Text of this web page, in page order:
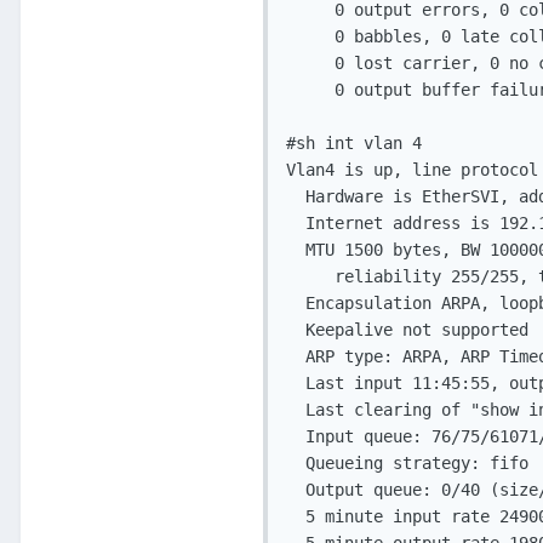
0 output errors, 0
0 babbles, 0 late
0 lost carrier, 0 no
0 output buffer
#sh int vlan 4
Vlan4 is up, line
Hardware is EtherSVI,
Internet address is
MTU 1500 bytes, BW
reliability 255/255,
Encapsulation ARPA,
Keepalive not supported
ARP type: ARPA, ARP
Last input 11:45:55,
Last clearing of "show
Input queue: 76/75/
Queueing strategy: fifo
Output queue: 0/40 (size/
5 minute input rate